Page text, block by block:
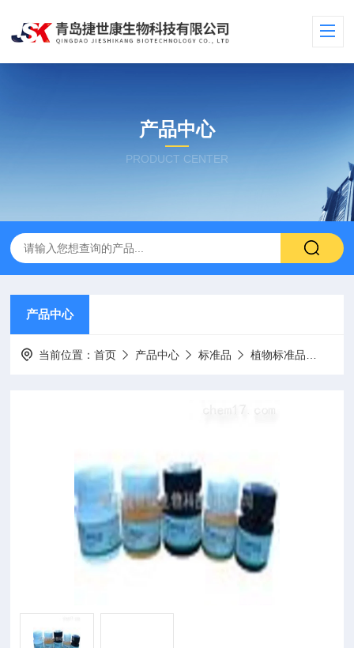
产品中心
PRODUCT CENTER
产品中心
当前位置：首页 产品中心 标准品 植物标准品